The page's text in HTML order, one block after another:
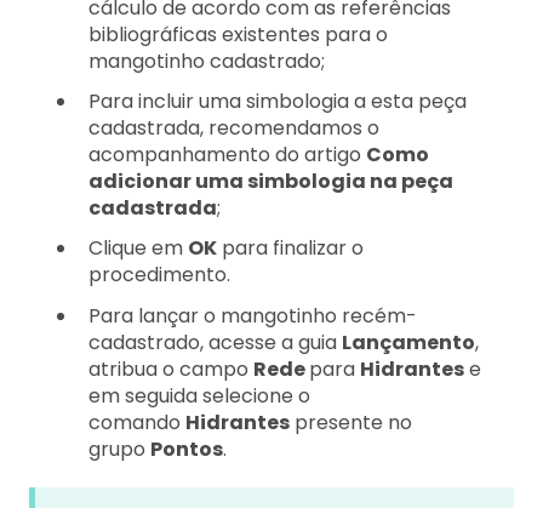
cálculo de acordo com as referências
bibliográficas existentes para o
mangotinho cadastrado;
Para incluir uma simbologia a esta peça
cadastrada, recomendamos o
acompanhamento do artigo Como
adicionar uma simbologia na peça
cadastrada;
Clique em OK para finalizar o
procedimento.
Para lançar o mangotinho recém-
cadastrado, acesse a guia Lançamento,
atribua o campo Redepara Hidrantese
em seguida selecione o
comando Hidrantes presente no
grupo Pontos.